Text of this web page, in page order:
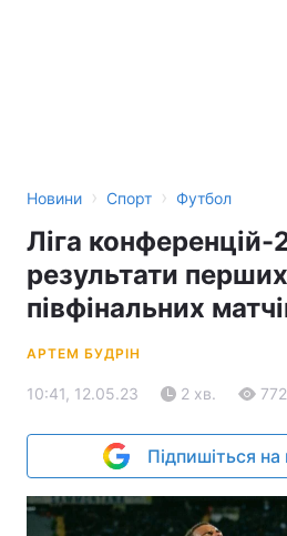
Новини › Спорт › Футбол
Ліга
результати перших
півфінальних
АРТЕМ БУДРІН
10:41, 12.05.23 2 хв. 772
Підпишіться